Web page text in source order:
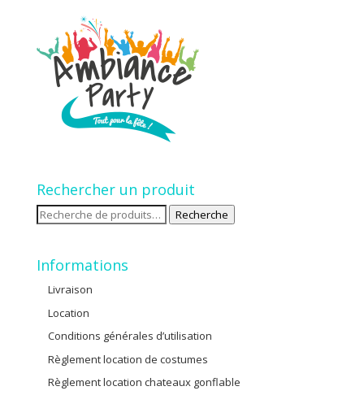
Rechercher un produit
Recherche
Recherche
Informations
Livraison
Location
Conditions générales d’utilisation
Règlement location de costumes
Règlement location chateaux gonflable